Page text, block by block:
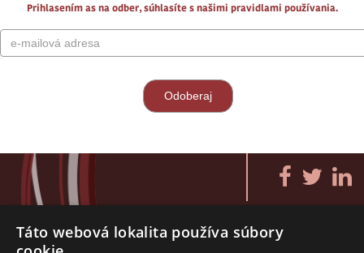
Prihlasením as na odber, súhlasíte s našimi pravidlami používania.
Táto webová lokalita používa súbory